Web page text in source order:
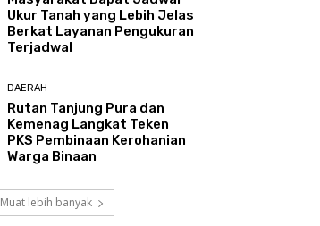
Ukur Tanah yang Lebih Jelas
Berkat Layanan Pengukuran
Terjadwal
DAERAH
Rutan Tanjung Pura dan
Kemenag Langkat Teken
PKS Pembinaan Kerohanian
Warga Binaan
Muat lebih banyak